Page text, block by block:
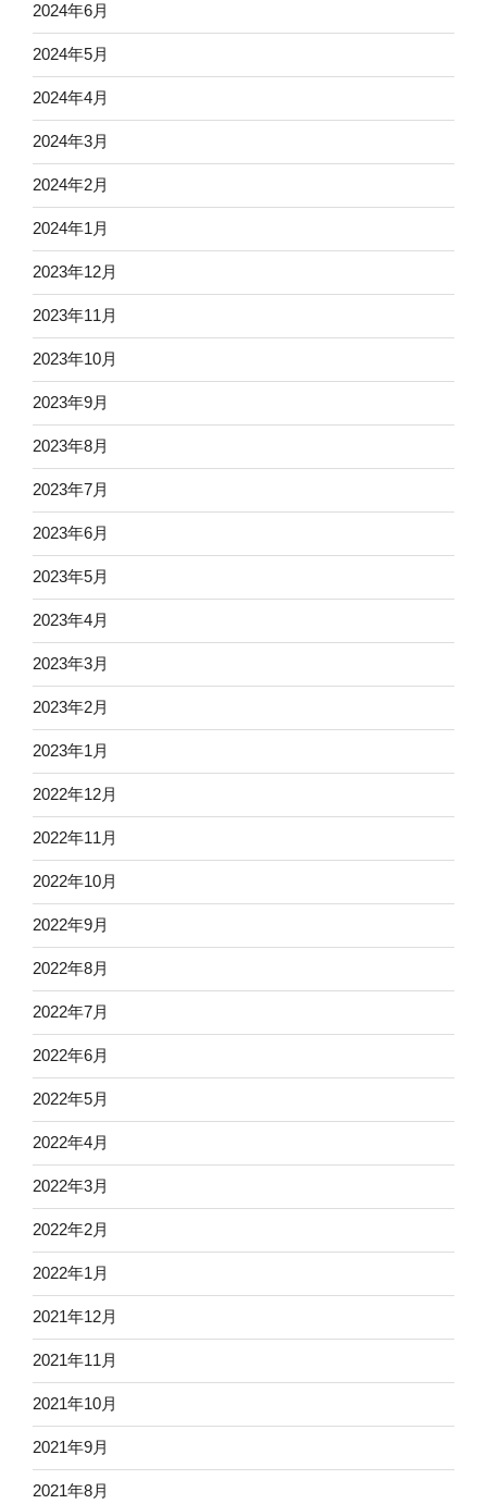
2024年6月
2024年5月
2024年4月
2024年3月
2024年2月
2024年1月
2023年12月
2023年11月
2023年10月
2023年9月
2023年8月
2023年7月
2023年6月
2023年5月
2023年4月
2023年3月
2023年2月
2023年1月
2022年12月
2022年11月
2022年10月
2022年9月
2022年8月
2022年7月
2022年6月
2022年5月
2022年4月
2022年3月
2022年2月
2022年1月
2021年12月
2021年11月
2021年10月
2021年9月
2021年8月